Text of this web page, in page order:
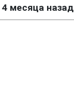
4 месяца назад